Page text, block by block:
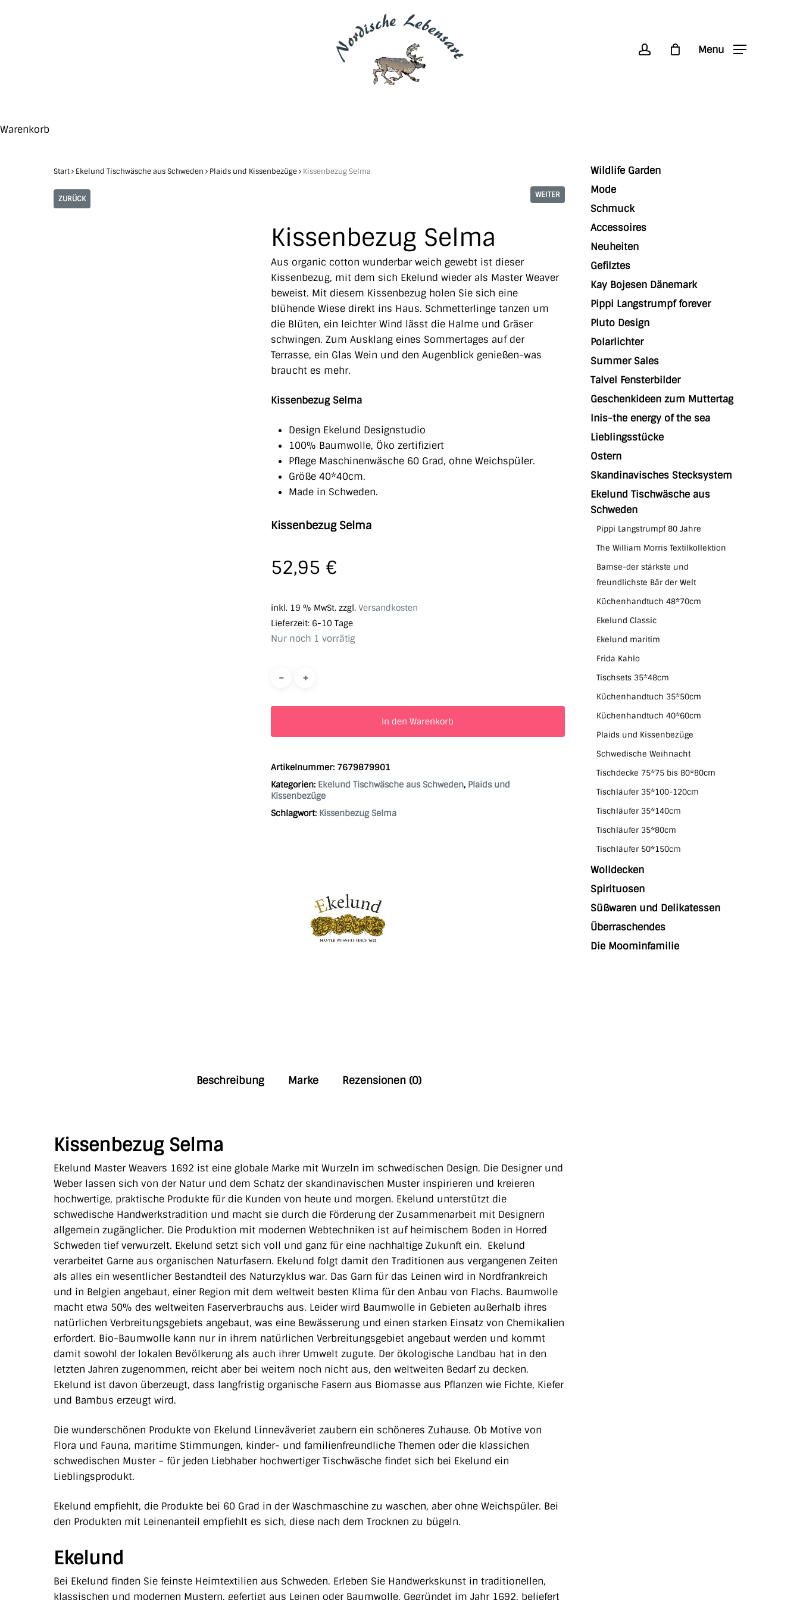
Menu
WarenkorbClose
Start Ekelund Tischwäsche aus Schweden Plaids und Kissenbezüge Kissenbezug Selma
ZURÜCK WEITER
Kissenbezug Selma
Aus organic cotton wunderbar weich gewebt ist dieser
Kissenbezug, mit dem sich Ekelund wieder als Master Weaver
beweist. Mit diesem Kissenbezug holen Sie sich eine
blühende Wiese direkt ins Haus. Schmetterlinge tanzen um
die Blüten, ein leichter Wind lässt die Halme und Gräser
schwingen. Zum Ausklang eines Sommertages auf der
Terrasse, ein Glas Wein und den Augenblick genießen-was
braucht es mehr.
Kissenbezug Selma
Design Ekelund Designstudio
100% Baumwolle, Öko zertifiziert
Pflege Maschinenwäsche 60 Grad, ohne Weichspüler.
Größe 40*40cm.
Made in Schweden.
Kissenbezug Selma
52,95 €
inkl. 19 % MwSt. zzgl. Versandkosten
Lieferzeit: 6-10 Tage
Nur noch 1 vorrätig
In den Warenkorb
Artikelnummer: 7679879901
Kategorien: Ekelund Tischwäsche aus Schweden, Plaids und
Kissenbezüge
Schlagwort: Kissenbezug Selma
Beschreibung Marke Rezensionen (0)
Kissenbezug Selma
Ekelund Master Weavers 1692 ist eine globale Marke mit Wurzeln im schwedischen Design. Die Designer und
Weber lassen sich von der Natur und dem Schatz der skandinavischen Muster inspirieren und kreieren
hochwertige, praktische Produkte für die Kunden von heute und morgen. Ekelund unterstützt die
schwedische Handwerkstradition und macht sie durch die Förderung der Zusammenarbeit mit Designern
allgemein zugänglicher. Die Produktion mit modernen Webtechniken ist auf heimischem Boden in Horred
Schweden tief verwurzelt. Ekelund setzt sich voll und ganz für eine nachhaltige Zukunft ein. Ekelund
verarbeitet Garne aus organischen Naturfasern. Ekelund folgt damit den Traditionen aus vergangenen Zeiten
als alles ein wesentlicher Bestandteil des Naturzyklus war. Das Garn für das Leinen wird in Nordfrankreich
und in Belgien angebaut, einer Region mit dem weltweit besten Klima für den Anbau von Flachs. Baumwolle
macht etwa 50% des weltweiten Faserverbrauchs aus. Leider wird Baumwolle in Gebieten außerhalb ihres
natürlichen Verbreitungsgebiets angebaut, was eine Bewässerung und einen starken Einsatz von Chemikalien
erfordert. Bio-Baumwolle kann nur in ihrem natürlichen Verbreitungsgebiet angebaut werden und kommt
damit sowohl der lokalen Bevölkerung als auch ihrer Umwelt zugute. Der ökologische Landbau hat in den
letzten Jahren zugenommen, reicht aber bei weitem noch nicht aus, den weltweiten Bedarf zu decken.
Ekelund ist davon überzeugt, dass langfristig organische Fasern aus Biomasse aus Pflanzen wie Fichte, Kiefer
und Bambus erzeugt wird.
Die wunderschönen Produkte von Ekelund Linneväveriet zaubern ein schöneres Zuhause. Ob Motive von
Flora und Fauna, maritime Stimmungen, kinder- und familienfreundliche Themen oder die klassichen
schwedischen Muster – für jeden Liebhaber hochwertiger Tischwäsche findet sich bei Ekelund ein
Lieblingsprodukt.
Ekelund empfiehlt, die Produkte bei 60 Grad in der Waschmaschine zu waschen, aber ohne Weichspüler. Bei
den Produkten mit Leinenanteil empfiehlt es sich, diese nach dem Trocknen zu bügeln.
Ekelund
Bei Ekelund finden Sie feinste Heimtextilien aus Schweden. Erleben Sie Handwerkskunst in traditionellen,
klassischen und modernen Mustern, gefertigt aus Leinen oder Baumwolle. Gegründet im Jahr 1692, beliefert
Wildlife Garden
Mode
Schmuck
Accessoires
Neuheiten
Gefilztes
Kay Bojesen Dänemark
Pippi Langstrumpf forever
Pluto Design
Polarlichter
Summer Sales
Talvel Fensterbilder
Geschenkideen zum Muttertag
Inis-the energy of the sea
Lieblingsstücke
Ostern
Skandinavisches Stecksystem
Ekelund Tischwäsche aus
Schweden
Pippi Langstrumpf 80 Jahre
The William Morris Textilkollektion
Bamse-der stärkste und
freundlichste Bär der Welt
Küchenhandtuch 48*70cm
Ekelund Classic
Ekelund maritim
Frida Kahlo
Tischsets 35*48cm
Küchenhandtuch 35*50cm
Küchenhandtuch 40*60cm
Plaids und Kissenbezüge
Schwedische Weihnacht
Tischdecke 75*75 bis 80*80cm
Tischläufer 35*100-120cm
Tischläufer 35*140cm
Tischläufer 35*80cm
Tischläufer 50*150cm
Wolldecken
Spirituosen
Süßwaren und Delikatessen
Überraschendes
Die Moominfamilie